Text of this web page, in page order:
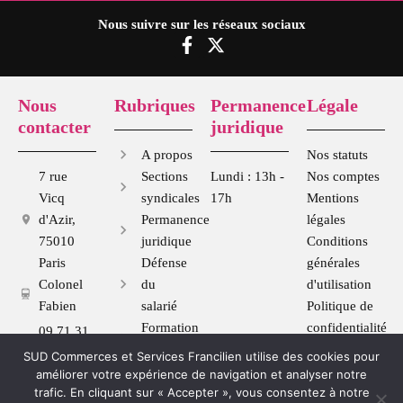
forme
Nous suivre sur les réseaux sociaux
F
a
c
b
o
o
k
-
f
X
-
t
i
t
t
r
Nous
contacter
7 rue
Vicq
d'Azir,
75010
Paris
Colonel
Fabien
09 71 31
70 28
sudcommercefrancilien@gmail.com
Rubriques
A propos
Sections
syndicales
Permanence
juridique
Défense
du
salarié
Formation
syndicale
Se
syndiquer
Permanence
juridique
Lundi : 13h -
17h
Légale
Nos statuts
Nos comptes
Mentions
légales
Conditions
générales
d'utilisation
Politique de
confidentialité
SUD Commerces et Services Francilien utilise des cookies pour
améliorer votre expérience de navigation et analyser notre
trafic. En cliquant sur « Accepter », vous consentez à notre